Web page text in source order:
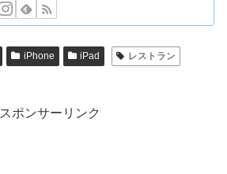
iPhone iPad
レストラン
スポンサーリンク